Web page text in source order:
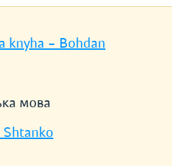
knyha – Bohdan
мова